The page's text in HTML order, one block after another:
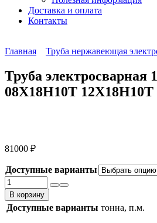
Доставка и оплата
Контакты
Главная Труба нержавеющая
Труба электросварная
08Х18Н10Т 12Х18Н10Т
81000 ₽
Доступные варианты
Количество
товара
Труба
электросварная
В корзину
Доступные варианты тонна, п.м.